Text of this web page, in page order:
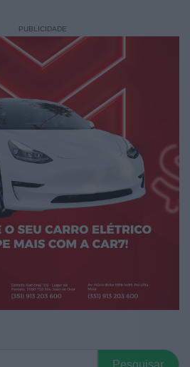
PUBLICIDADE